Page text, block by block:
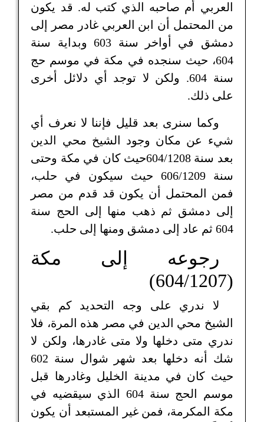
العربي أم صاحبه الذي كتب له. قد يكون
من المحتمل أن ابن العربي غادر مصر إلى
دمشق في أواخر سنة 603 وبداية سنة
604، حيث سنجده في مكة في موسم حج
سنة 604. ولكن لا توجد أي دلائل أخرى
على ذلك.
وكما سنرى بعد قليل فإننا لا نعرف أي
شيء عن مكان وجود الشيخ محي الدين
بعد سنة 604/1208حيث كان في مكة وحتى
سنة 606/1209 حيث سيكون في حلب،
فمن المحتمل أن يكون قد قدم من مصر
إلى دمشق ثم ذهب منها إلى الحج سنة
604 ثم عاد إلى دمشق ومنها إلى حلب.
رجوعه إلى مكة
(604/1207)
لا ندري على وجه التحديد كم بقي
الشيخ محي الدين في مصر هذه المرة، فلا
ندري متى دخلها ولا متى غادرها، ولكن لا
شك أنه دخلها بعد شهر شوال سنة 602
حيث كان في مدينة الخليل وغادرها قبل
موسم الحج سنة 604 الذي سيقضيه في
مكة المكرمة، فمن غير المستبعد أن يكون